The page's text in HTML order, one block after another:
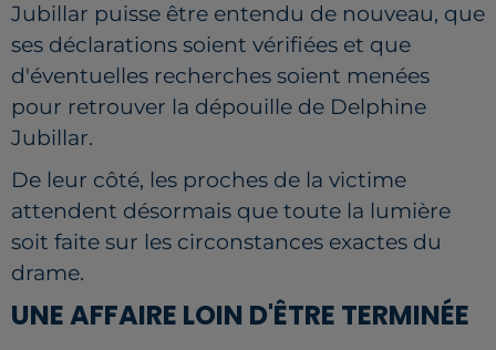
Jubillar puisse être entendu de nouveau, que
ses déclarations soient vérifiées et que
d'éventuelles recherches soient menées
pour retrouver la dépouille de Delphine
Jubillar.
De leur côté, les proches de la victime
attendent désormais que toute la lumière
soit faite sur les circonstances exactes du
drame.
UNE AFFAIRE LOIN D'ÊTRE TERMINÉE